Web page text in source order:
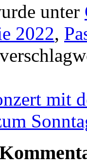
unter
2022,
mit